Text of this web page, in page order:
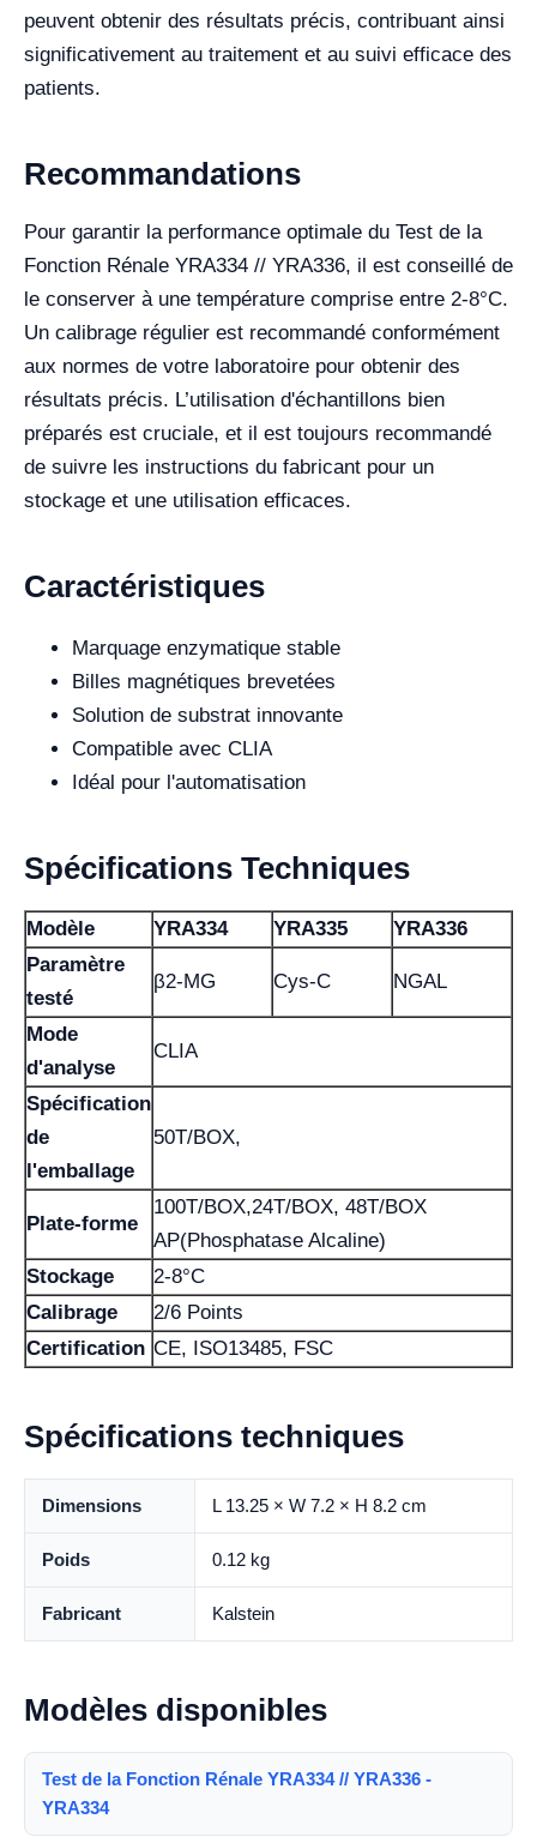
peuvent obtenir des résultats précis, contribuant ainsi
significativement au traitement et au suivi efficace des
patients.
Recommandations
Pour garantir la performance optimale du Test de la
Fonction Rénale YRA334 // YRA336, il est conseillé de
le conserver à une température comprise entre 2-8°C.
Un calibrage régulier est recommandé conformément
aux normes de votre laboratoire pour obtenir des
résultats précis. L’utilisation d'échantillons bien
préparés est cruciale, et il est toujours recommandé
de suivre les instructions du fabricant pour un
stockage et une utilisation efficaces.
Caractéristiques
Marquage enzymatique stable
Billes magnétiques brevetées
Solution de substrat innovante
Compatible avec CLIA
Idéal pour l'automatisation
Spécifications Techniques
Modèle YRA334 YRA335
YRA336
Paramètre
testé
β2-MG Cys-C NGAL
Mode
d'analyse
CLIA
Spécification
de
l'emballage
50T/BOX,
Plate-forme
100T/BOX,24T/BOX, 48T/BOX
AP(Phosphatase Alcaline)
Stockage
2-8°C
Calibrage
2/6 Points
Certification CE, ISO13485, FSC
Spécifications techniques
Dimensions L 13.25 × W 7.2 × H 8.2 cm
Poids 0.12 kg
Fabricant Kalstein
Modèles disponibles
Test de la Fonction Rénale YRA334 // YRA336 -
YRA334